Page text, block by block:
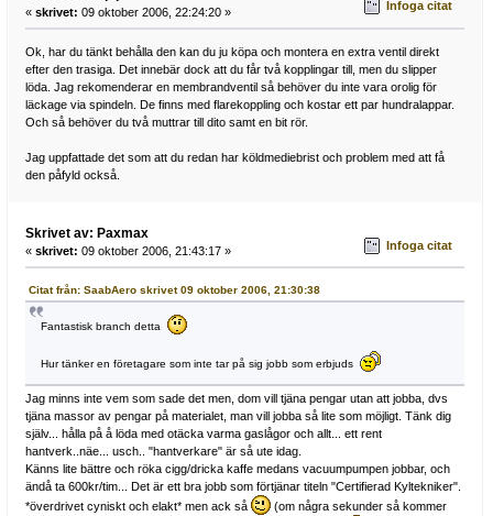
« skrivet: 09 oktober 2006, 22:24:20 » Infoga citat
Ok, har du tänkt behålla den kan du ju köpa och montera en extra ventil direkt
efter den trasiga. Det innebär dock att du får två kopplingar till, men du slipper
löda. Jag rekomenderar en membrandventil så behöver du inte vara orolig för
läckage via spindeln. De finns med flarekoppling och kostar ett par hundralappar.
Och så behöver du två muttrar till dito samt en bit rör.
Jag uppfattade det som att du redan har köldmediebrist och problem med att få
den påfyld också.
Skrivet av: Paxmax
« skrivet: 09 oktober 2006, 21:43:17 » Infoga citat
Citat från: SaabAero skrivet 09 oktober 2006, 21:30:38
Fantastisk branch detta
Hur tänker en företagare som inte tar på sig jobb som erbjuds
Jag minns inte vem som sade det men, dom vill tjäna pengar utan att jobba, dvs
tjäna massor av pengar på materialet, man vill jobba så lite som möjligt. Tänk dig
själv... hålla på å löda med otäcka varma gaslågor och allt... ett rent
hantverk..näe... usch.. "hantverkare" är så ute idag.
Känns lite bättre och röka cigg/dricka kaffe medans vacuumpumpen jobbar, och
ändå ta 600kr/tim... Det är ett bra jobb som förtjänar titeln "Certifierad Kyltekniker".
*överdrivet cyniskt och elakt* men ack så
(om några sekunder så kommer